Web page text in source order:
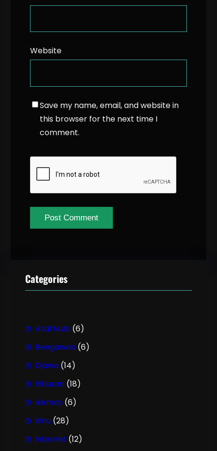
Website
Save my name, email, and website in
this browser for the next time I
comment.
Categories
Asal Nulis (6)
Bengawan (6)
Djawa (14)
hiburan (18)
ikemas (6)
ilmu (28)
internet (12)